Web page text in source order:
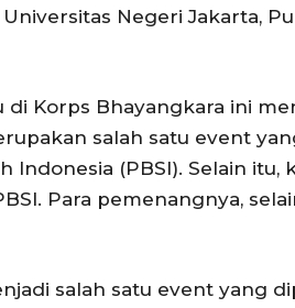
Negeri Jakarta,
di Korps Bhayangkara ini
salah satu event
Indonesia (PBSI). Selain itu,
Para pemenangnya,
salah satu event yang